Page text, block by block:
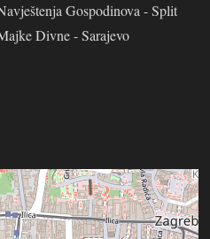
Gospodinova - Split
Divne - Sarajevo